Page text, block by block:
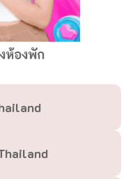
ห้องพัก